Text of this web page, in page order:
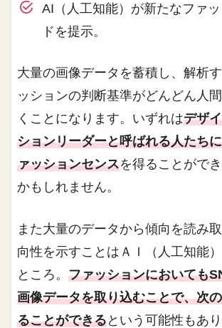
AI（人工知能）が新たなファ
ドを提示。
大量の画像データを蓄積し、解析
ッションの判断基準がどんどん人
くことになります。いずれはデザ
ションリーダーと呼ばれる人たち
ァッションセンスを得ることがで
かもしれません。
また大量のデータから傾向を読み
向性を示すことはＡＩ（人工知能
ところ。ファッションにおいても
画像データを取り込むことで、次
ることができるという可能性もあり